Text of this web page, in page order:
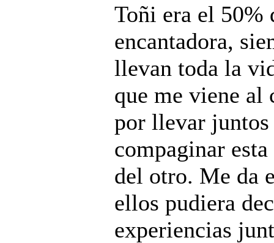
Toñi era el 50%
encantadora,
llevan toda la
que me viene
por llevar
compaginar
del otro. Me da
ellos pudiera
experiencias